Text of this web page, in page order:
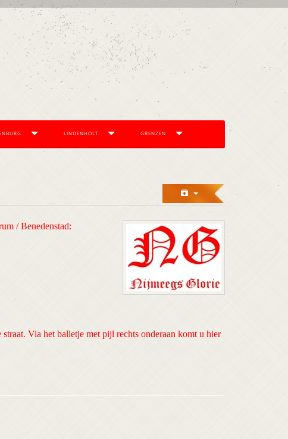
LINDENHOLT GRENZEN
/ Benedenstad:
Via het balletje met pijl rechts onderaan komt u hier